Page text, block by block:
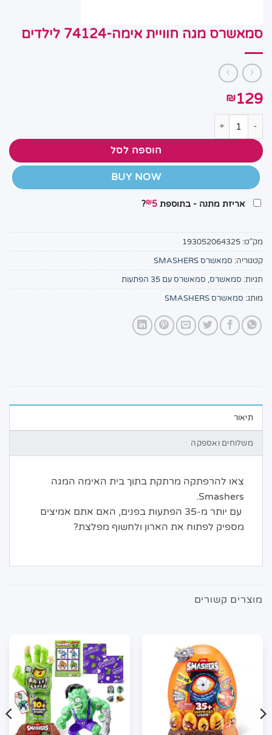
סמאשרס מגה חוויית אימה-74124 לילדים
₪129
כמות של סמאשרס מגה חוויית אימה-74124 לילדים
הוספה לסל
BUY NOW
אריזת מתנה - בתוספת ₪5
?
מק"ט: 193052064325
קטגוריה: סמאשרס SMASHERS
תגיות: סמאשרס, סמאשרס עם 35 הפתעות
מותג: סמאשרס SMASHERS
תיאור
משלוחים ואספקה
צאו להרפתקה מרתקת בתוך בית האימה המגה
Smashers.
עם יותר מ-35 הפתעות בפנים, האם אתם אמיצים
מספיק לפתוח את הארון ולחשוף מפלצת?
מוצרים קשורים